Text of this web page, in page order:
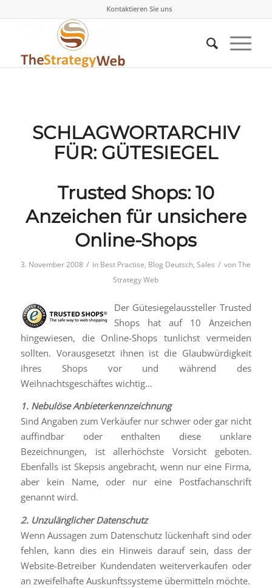
Kontaktieren Sie uns
SCHLAGWORTARCHIV
FÜR: GÜTESIEGEL
Trusted Shops: 10
Anzeichen für unsichere
Online-Shops
3. November 2008 / in Best Practise, Blog Deutsch,Sales / vonThe
Strategy Web
Der Gütesiegelaussteller Trusted
Shops hat auf 10 Anzeichen
hingewiesen, die Online-Shops tunlichst vermeiden
sollten. Vorausgesetzt ihnen ist die Glaubwürdigkeit
ihres Shops vor und während des
Weihnachtsgeschäftes wichtig…
1. Nebulöse Anbieterkennzeichnung
Sind Angaben zum Verkäufer nur schwer oder gar nicht
auffindbar oder enthalten diese unklare
Bezeichnungen, ist allerhöchste Vorsicht geboten.
Ebenfalls ist Skepsis angebracht, wenn nur eine Firma,
aber kein Name, oder nur eine Postfachanschrift
genannt wird.
2. Unzulänglicher Datenschutz
Wenn Aussagen zum Datenschutz lückenhaft sind oder
fehlen, kann dies ein Hinweis darauf sein, dass der
Website-Betreiber Kundendaten weiterverkaufen oder
an zweifelhafte Auskunftssysteme übermitteln möchte.